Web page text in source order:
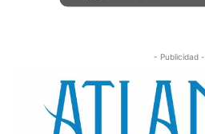
- Publicidad -